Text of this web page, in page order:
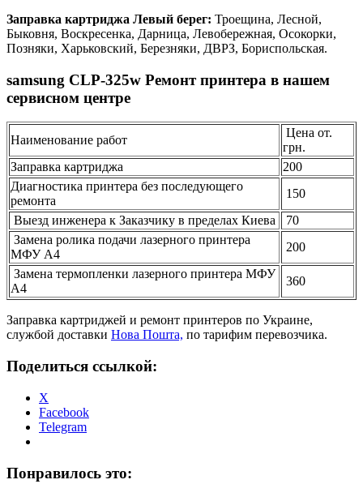
Заправка картриджа Левый берег: Троещина, Лесной,
Быковня, Воскресенка, Дарница, Левобережная, Осокорки,
Позняки, Харьковский, Березняки, ДВРЗ, Бориспольская.
samsung CLP-325w Ремонт принтера в нашем
сервисном центре
Наименование работ
Цена от.
грн.
Заправка картриджа
200
Диагностика принтера без последующего
ремонта
150
Выезд инженера к Заказчику в пределах Киева
70
Замена ролика подачи лазерного принтера
МФУ А4
200
Замена термопленки лазерного принтера МФУ
А4
360
Заправка картриджей и ремонт принтеров по Украине,
службой доставки Нова Пошта, по тарифим перевозчика.
Поделиться ссылкой:
X
Facebook
Telegram
Понравилось это: